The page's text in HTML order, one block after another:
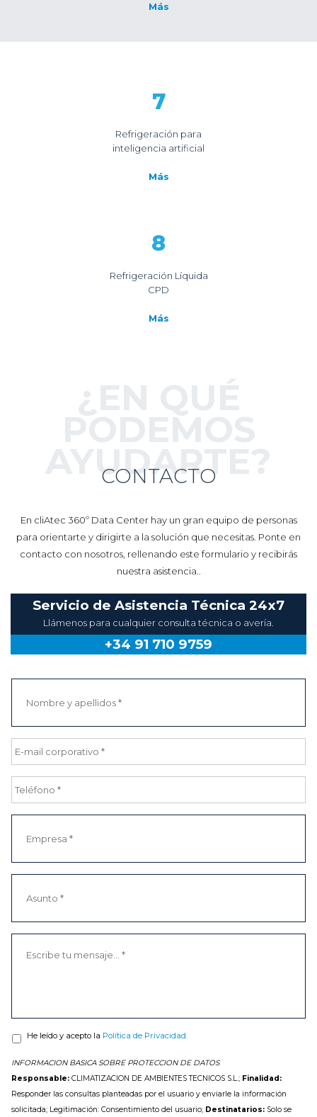
Más
7
Refrigeración para
inteligencia artificial
Más
8
Refrigeración Líquida
CPD
Más
AYUDARTE?
CONTACTO
En cliAtec 360º Data Center hay un gran equipo de personas
para orientarte y dirigirte a la solución que necesitas. Ponte en
contacto con nosotros, rellenando este formulario y recibirás
nuestra asistencia..
Servicio de Asistencia Técnica 24x7
Llámenos para cualquier consulta técnica o avería.
+34 91 710 9759
He leído y acepto la Política de Privacidad.
INFORMACION BASICA SOBRE PROTECCION DE DATOS
Responsable: CLIMATIZACION DE AMBIENTES TECNICOS S.L.; Finalidad:
Responder las consultas planteadas por el usuario y enviarle la información
solicitada; Legitimación: Consentimiento del usuario; Destinatarios: Solo se